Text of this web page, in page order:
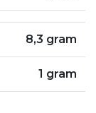
8,3 gram
1 gram